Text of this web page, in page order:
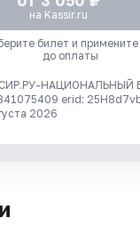
на Kassir.ru
билет и
до оплаты
НАЦИОНАЛЬНЫЙ
erid:
2026